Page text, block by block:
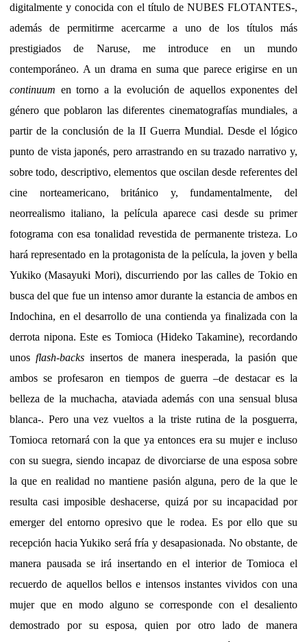
digitalmente y conocida con el título de NUBES FLOTANTES-,
además de permitirme acercarme a uno de los títulos más
prestigiados de Naruse, me introduce en un mundo
contemporáneo. A un drama en suma que parece erigirse en un
continuum en torno a la evolución de aquellos exponentes del
género que poblaron las diferentes cinematografías mundiales, a
partir de la conclusión de la II Guerra Mundial. Desde el lógico
punto de vista japonés, pero arrastrando en su trazado narrativo y,
sobre todo, descriptivo, elementos que oscilan desde referentes del
cine norteamericano, británico y, fundamentalmente, del
neorrealismo italiano, la película aparece casi desde su primer
fotograma con esa tonalidad revestida de permanente tristeza. Lo
hará representado en la protagonista de la película, la joven y bella
Yukiko (Masayuki Mori), discurriendo por las calles de Tokio en
busca del que fue un intenso amor durante la estancia de ambos en
Indochina, en el desarrollo de una contienda ya finalizada con la
derrota nipona. Este es Tomioca (Hideko Takamine), recordando
unos flash-backs insertos de manera inesperada, la pasión que
ambos se profesaron en tiempos de guerra –de destacar es la
belleza de la muchacha, ataviada además con una sensual blusa
blanca-. Pero una vez vueltos a la triste rutina de la posguerra,
Tomioca retornará con la que ya entonces era su mujer e incluso
con su suegra, siendo incapaz de divorciarse de una esposa sobre
la que en realidad no mantiene pasión alguna, pero de la que le
resulta casi imposible deshacerse, quizá por su incapacidad por
emerger del entorno opresivo que le rodea. Es por ello que su
recepción hacia Yukiko será fría y desapasionada. No obstante, de
manera pausada se irá insertando en el interior de Tomioca el
recuerdo de aquellos bellos e intensos instantes vividos con una
mujer que en modo alguno se corresponde con el desaliento
demostrado por su esposa, quien por otro lado de manera